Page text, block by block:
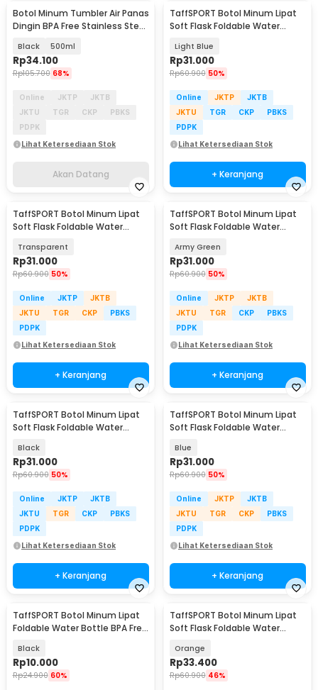
Akan Datang
Botol Minum Tumbler Air Panas
Dingin BPA Free Stainless Steel
Black 500ml
Rp34.100
Rp105.700 68%
Online JKTP
JKTB
JKTU
TGR CKP
PBKS
PDPK
Lihat Ketersediaan Stok
Akan Datang
TaffSPORT Botol Minum Lipat
Soft Flask Foldable Water
Light Blue
Rp31.000
Rp60.900 50%
Online JKTP
JKTB
JKTU
TGR CKP
PBKS
PDPK
Lihat Ketersediaan Stok
+ Keranjang
TaffSPORT Botol Minum Lipat
Soft Flask Foldable Water
Transparent
Rp31.000
Rp60.900 50%
Online JKTP
JKTB
JKTU
TGR CKP
PBKS
PDPK
Lihat Ketersediaan Stok
+ Keranjang
TaffSPORT Botol Minum Lipat
Soft Flask Foldable Water
Army Green
Rp31.000
Rp60.900 50%
Online JKTP
JKTB
JKTU
TGR CKP
PBKS
PDPK
Lihat Ketersediaan Stok
+ Keranjang
TaffSPORT Botol Minum Lipat
Soft Flask Foldable Water
Black
Rp31.000
Rp60.900 50%
Online JKTP
JKTB
JKTU
TGR CKP
PBKS
PDPK
Lihat Ketersediaan Stok
+ Keranjang
TaffSPORT Botol Minum Lipat
Soft Flask Foldable Water
Blue
Rp31.000
Rp60.900 50%
Online JKTP
JKTB
JKTU
TGR CKP
PBKS
PDPK
Lihat Ketersediaan Stok
+ Keranjang
TaffSPORT Botol Minum Lipat
Foldable Water Bottle BPA Free
Black
Rp10.000
Rp24.900 60%
TaffSPORT Botol Minum Lipat
Soft Flask Foldable Water
Orange
Rp33.400
Rp60.900 46%